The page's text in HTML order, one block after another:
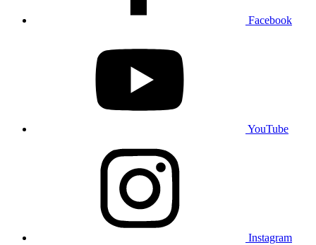
Facebook
YouTube
Instagram